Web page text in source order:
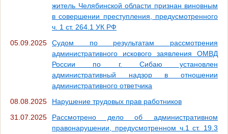
житель Челябинской области признан виновным
в совершении преступления, предусмотренного
ч. 1 ст. 264.1 УК РФ
05.09.2025
Судом по результатам рассмотрения
административного искового заявления ОМВД
России по г. Сибаю установлен
административный надзор в отношении
административного ответчика
08.08.2025
Нарушение трудовых прав работников
31.07.2025
Рассмотрено дело об административном
правонарушении, предусмотренном ч.1 ст. 19.3